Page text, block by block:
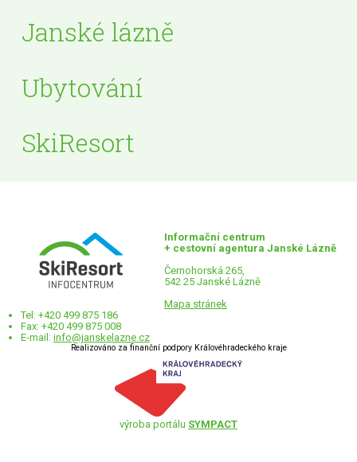
Janské lázně
Ubytování
SkiResort
Informační centrum
+ cestovní agentura Janské Lázně
Černohorská 265,
542 25 Janské Lázně
Mapa stránek
Tel: +420 499 875 186
Fax: +420 499 875 008
E-mail: info@janskelazne.cz
Realizováno za finanční podpory Královéhradeckého kraje
výroba portálu SYMPACT